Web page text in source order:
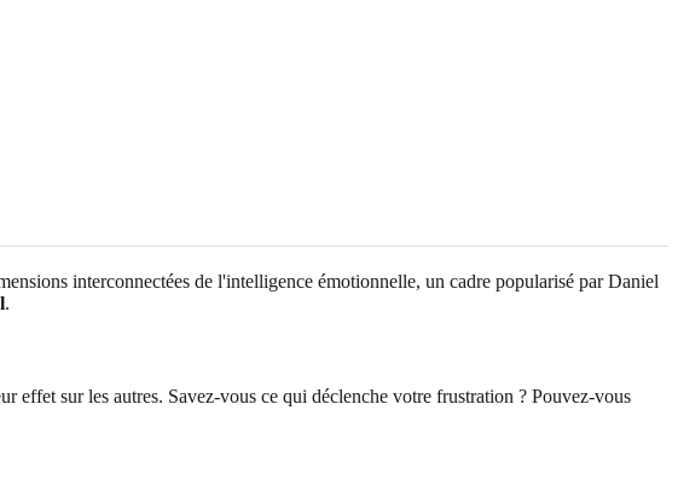
interconnectées de l'intelligence émotionnelle, un cadre popularisé par Daniel
.
effet sur les autres. Savez-vous ce qui déclenche votre frustration ? Pouvez-vous